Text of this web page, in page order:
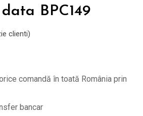
BPC149
clienti)
comandă în toată România prin
bancar